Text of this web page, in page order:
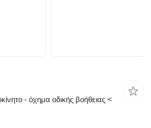
- όχημα οδικής βοήθειας <